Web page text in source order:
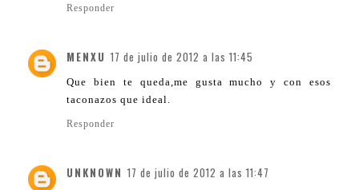
Responder
MENXU 17 de julio de 2012 a las 11:45
Que bien te queda,me gusta mucho y con esos
taconazos que ideal.
Responder
UNKNOWN 17 de julio de 2012 a las 11:47